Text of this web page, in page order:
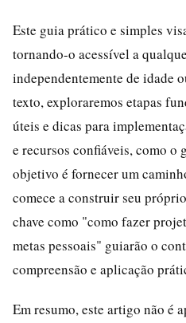
Este guia prático e simples
tornando-o acessível a
independentemente de idade
texto, exploraremos etapas
úteis e dicas para
e recursos confiáveis, como o
objetivo é fornecer um
comece a construir seu
chave como "como fazer
metas pessoais" guiarão o
compreensão e aplicação
Em resumo, este artigo não é